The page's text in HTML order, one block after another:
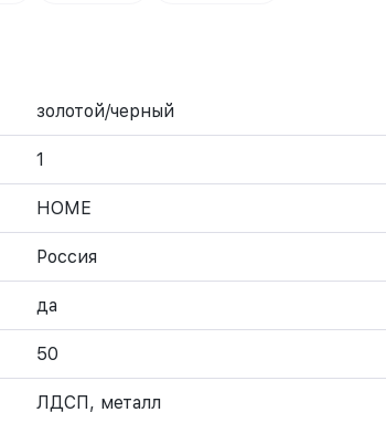
золотой/черный
1
HOME
Россия
да
50
ЛДСП, металл